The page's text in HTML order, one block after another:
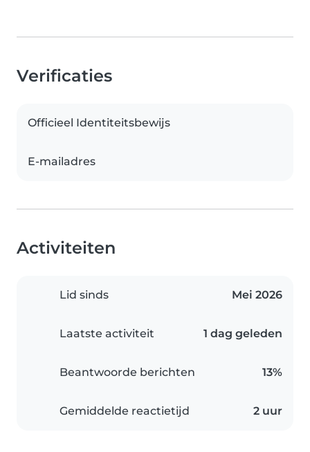
Verificaties
Officieel Identiteitsbewijs
E-mailadres
Activiteiten
Lid sinds Mei 2026
Laatste activiteit 1 dag geleden
Beantwoorde berichten 13%
Gemiddelde reactietijd 2 uur